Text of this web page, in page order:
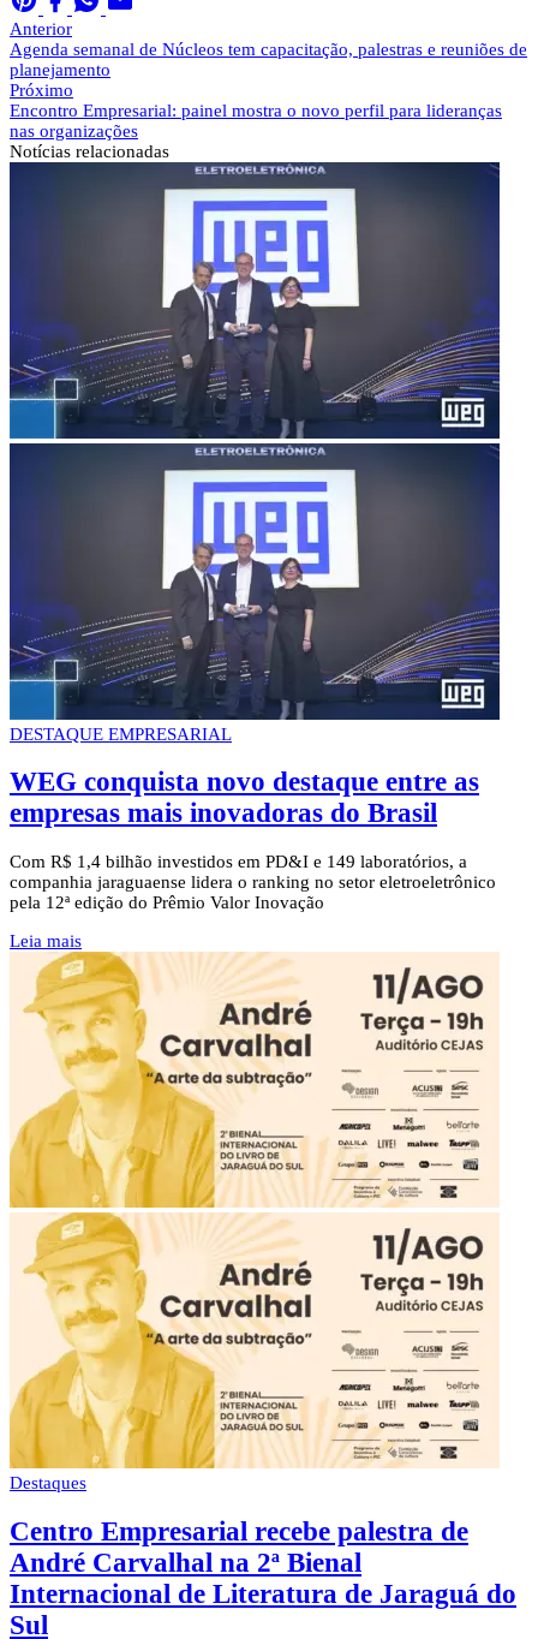
Anterior
Agenda semanal de Núcleos tem capacitação, palestras e reuniões de
planejamento
Próximo
Encontro Empresarial: painel mostra o novo perfil para lideranças
nas organizações
Notícias relacionadas
DESTAQUE EMPRESARIAL
WEG conquista novo destaque entre as
empresas mais inovadoras do Brasil
Com R$ 1,4 bilhão investidos em PD&I e 149 laboratórios, a
companhia jaraguaense lidera o ranking no setor eletroeletrônico
pela 12ª edição do Prêmio Valor Inovação
Leia mais
Destaques
Centro Empresarial recebe palestra de
André Carvalhal na 2ª Bienal
Internacional de Literatura de Jaraguá do
Sul